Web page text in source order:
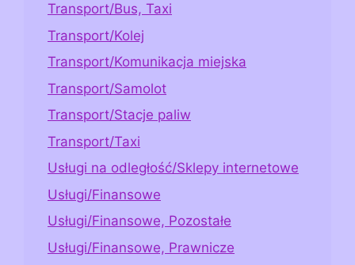
Transport/Bus, Taxi
Transport/Kolej
Transport/Komunikacja miejska
Transport/Samolot
Transport/Stacje paliw
Transport/Taxi
Usługi na odległość/Sklepy internetowe
Usługi/Finansowe
Usługi/Finansowe, Pozostałe
Usługi/Finansowe, Prawnicze